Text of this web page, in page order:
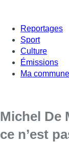
Reportages
Sport
Culture
Émissions
Ma commune
Michel De
ce n’est